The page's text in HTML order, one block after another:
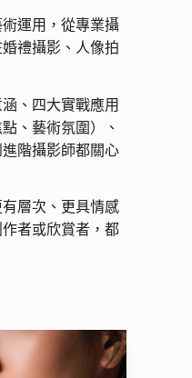
運用，從專業攝
禮攝影、人像拍
、四大實戰應用
、藝術氛圍）、
階攝影師都關心
層次、更具情感
者或欣賞者，都